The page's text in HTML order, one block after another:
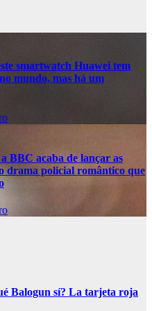
smartwatch Huawei tem
mundo, mas há um
BBC acaba de lançar as
drama policial romântico que
Balogun sí? La tarjeta roja